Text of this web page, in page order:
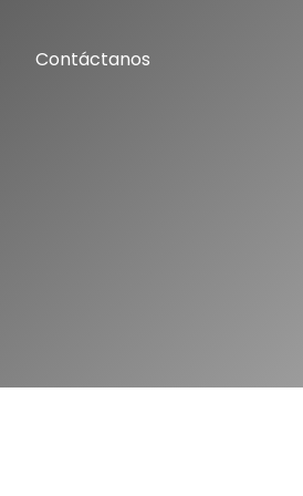
Contáctanos